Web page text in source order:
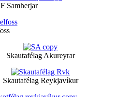
Samherjar
Skautafélag Akureyrar
Skautafélag Reykjavíkur